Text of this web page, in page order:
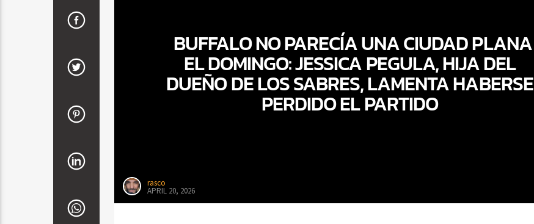
BUFFALO NO PARECÍA UNA CIUDAD PLANA
EL DOMINGO: JESSICA PEGULA, HIJA DEL
DUEÑO DE LOS SABRES, LAMENTA HABERSE
PERDIDO EL PARTIDO
rasco
APRIL 20, 2026